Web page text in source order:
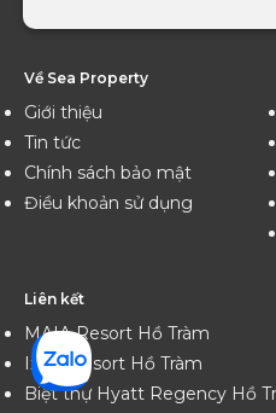
Về Sea Property
Giới thiệu
Tin tức
Chính sách bảo mật
Điều khoản sử dụng
Liên kết
MAIA Resort Hồ Tràm
Ixora Resort Hồ Tràm
Biệt thự Hyatt Regency Hồ